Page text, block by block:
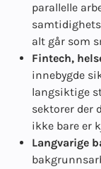
parallelle
alt går som
Fintech,
innebygde
langsiktige
sektorer der
ikke bare er
Langvarige